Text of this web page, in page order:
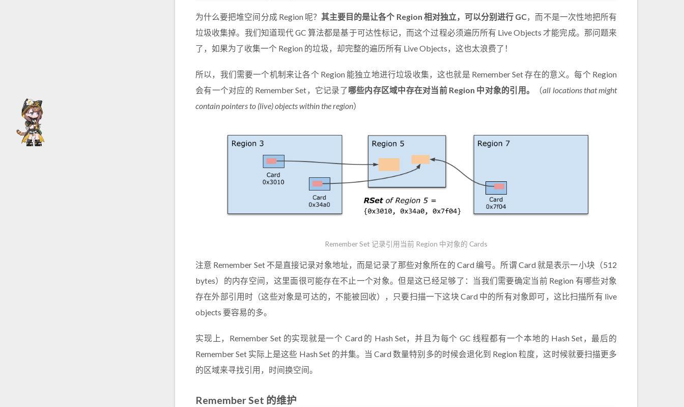
为什么要把堆空间分成 Region 呢？ 其主要目的是让各个 Region 相对独立，可以分别进行 GC，而不是一次性地把所有
垃圾收集掉。我们知道现代 GC 算法都是基于可达性标记，而这个过程必须遍历所有 Live Objects 才能完成。那问题来
了，如果为了收集一个 Region 的垃圾，却完整的遍历所有 Live Objects，这也太浪费了！
所以，我们需要一个机制来让各个 Region 能独立地进行垃圾收集，这也就是 Remember Set 存在的意义。每个 Region
会有一个对应的 Remember Set，它记录了哪些内存区域中存在对当前 Region 中对象的引用。 （all locations that might
contain pointers to (live) objects within the region）
Remember Set 记录引用当前 Region 中对象的 Cards
注意 Remember Set 不是直接记录对象地址，而是记录了那些对象所在的 Card 编号。所谓 Card 就是表示一小块（512
bytes）的内存空间，这里面很可能存在不止一个对象。但是这已经足够了：当我们需要确定当前 Region 有哪些对象
存在外部引用时（这些对象是可达的，不能被回收），只要扫描一下这块 Card 中的所有对象即可，这比扫描所有 live
objects 要容易的多。
实现上，Remember Set 的实现就是一个 Card 的 Hash Set，并且为每个 GC 线程都有一个本地的 Hash Set，最后的
Remember Set 实际上是这些 Hash Set 的并集。当 Card 数量特别多的时候会退化到 Region 粒度，这时候就要扫描更多
的区域来寻找引用，时间换空间。
Remember Set 的维护